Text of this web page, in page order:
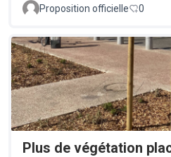
Proposition officielle 0
Plus de végétation